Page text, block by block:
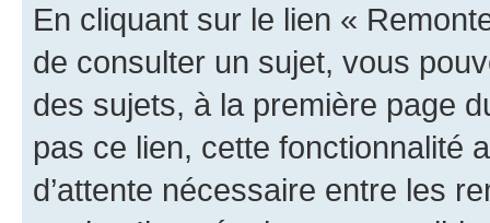
En cliquant sur le lien «
de consulter un sujet, vous
des sujets, à la première page
pas ce lien, cette fonctionnalité
d’attente nécessaire entre les